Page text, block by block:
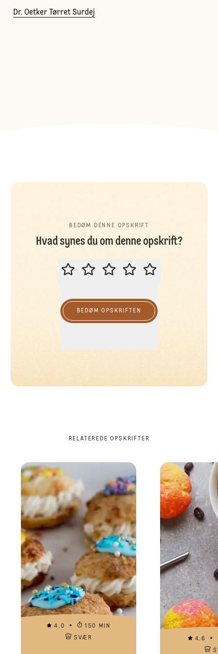
Dr. Oetker Tørret Surdej
BEDØM DENNE OPSKRIFT
Hvad synes du om denne opskrift?
BEDØM DENNE OPSKRIFT
BEDØM OPSKRIFTEN
RELATEREDE OPSKRIFTER
4.0
150 MIN
SVÆR
4.6